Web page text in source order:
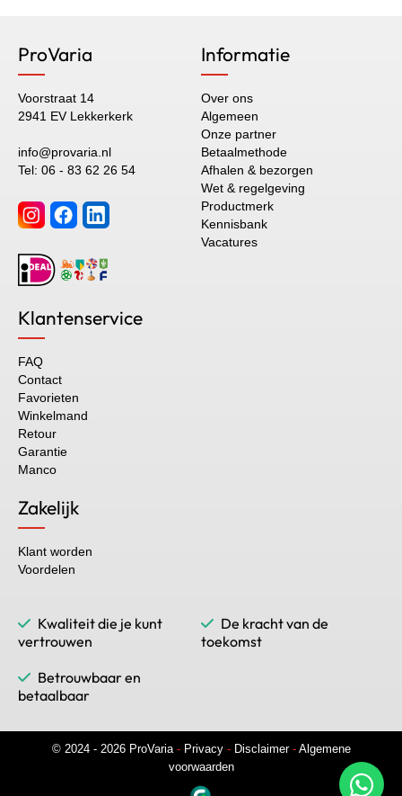
ProVaria
Voorstraat 14
2941 EV Lekkerkerk
info@provaria.nl
Tel: 06 - 83 62 26 54
Informatie
Over ons
Algemeen
Onze partner
Betaalmethode
Afhalen & bezorgen
Wet & regelgeving
Productmerk
Kennisbank
Vacatures
Klantenservice
FAQ
Contact
Favorieten
Winkelmand
Retour
Garantie
Manco
Zakelijk
Klant worden
Voordelen
Kwaliteit die je kunt
vertrouwen
De kracht van de
toekomst
Betrouwbaar en
betaalbaar
© 2024 - 2026 ProVaria - Privacy - Disclaimer - Algemene
voorwaarden